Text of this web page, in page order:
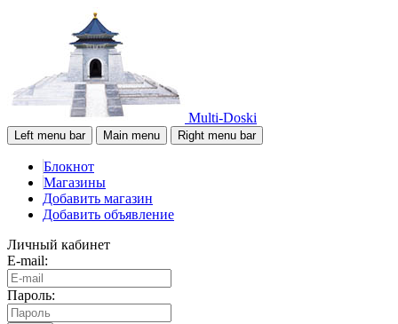
Multi-Doski
Left menu bar Main menu Right menu bar
Блокнот
Магазины
Добавить магазин
Добавить объявление
Личный кабинет
E-mail:
Пароль: